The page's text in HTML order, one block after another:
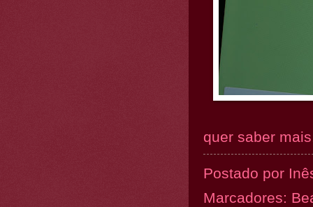
quer saber
Postado por
Marcadores: